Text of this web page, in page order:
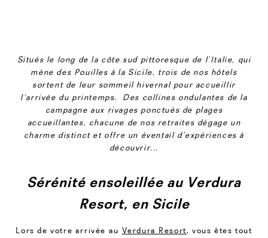
Situés le long de la côte sud pittoresque de l’Italie, qui
mène des Pouilles à la Sicile, trois de nos hôtels
sortent de leur sommeil hivernal pour accueillir
l’arrivée du printemps. Des collines ondulantes de la
campagne aux rivages ponctués de plages
accueillantes, chacune de nos retraites dégage un
charme distinct et offre un éventail d’expériences à
découvrir...
Sérénité ensoleillée au Verdura
Resort, en Sicile
Lors de votre arrivée au Verdura Resort, vous êtes tout